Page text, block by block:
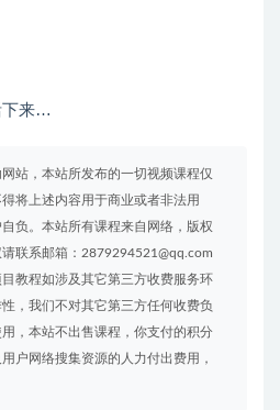
下来…
站，本站所发布的一切视频课程仅
将上述内容用于商业或者非法用
负。本站所有课程来自网络，版权
联系邮箱：2879294521@qq.com
教程如涉及其它第三方收费服务环
，我们不对其它第三方任何收费负
，本站不出售课程，你支付的积分
户网络搜集资源的人力付出费用，